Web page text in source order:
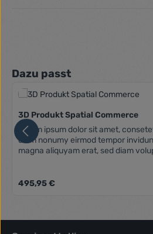
Produktgalerie überspringen
Dazu passt
3D Produkt Spatial Commerce
Lorem ipsum dolor sit amet,
diam nonumy eirmod tempor
magna aliquyam erat, sed diam
sit amet. Lorem ipsum dolor sit
Regulärer Preis:
495,95 €